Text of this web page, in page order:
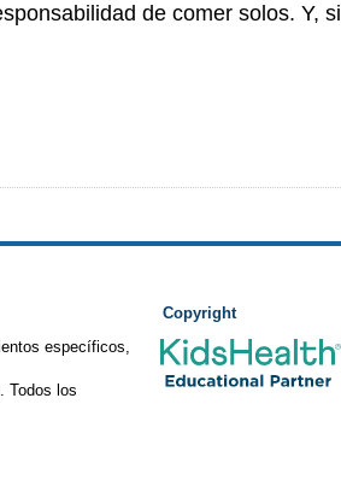
de comer solos. Y, si
Copyright
específicos,
Todos los